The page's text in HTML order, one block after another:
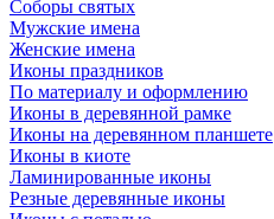
Соборы святых
Мужские имена
Женские имена
Иконы праздников
По материалу и оформлению
Иконы в деревянной рамке
Иконы на деревянном планшете
Иконы в киоте
Ламинированные иконы
Резные деревянные иконы